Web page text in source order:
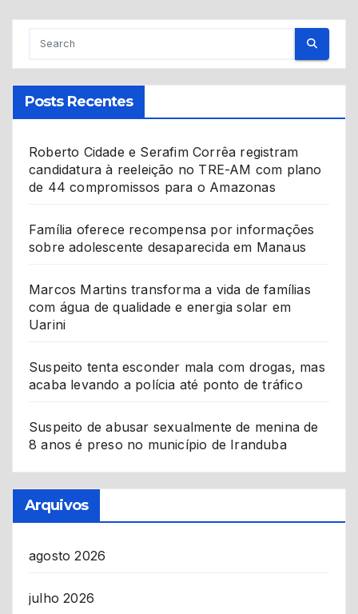
Posts Recentes
Roberto Cidade e Serafim Corrêa registram
candidatura à reeleição no TRE-AM com plano
de 44 compromissos para o Amazonas
Família oferece recompensa por informações
sobre adolescente desaparecida em Manaus
Marcos Martins transforma a vida de famílias
com água de qualidade e energia solar em
Uarini
Suspeito tenta esconder mala com drogas, mas
acaba levando a polícia até ponto de tráfico
Suspeito de abusar sexualmente de menina de
8 anos é preso no município de Iranduba
Arquivos
agosto 2026
julho 2026